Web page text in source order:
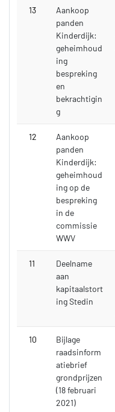
13
Aankoop
panden
Kinderdijk:
geheimhoud
ing
bespreking
en
bekrachtigin
g
12
Aankoop
panden
Kinderdijk:
geheimhoud
ing op de
bespreking
in de
commissie
WWV
11
Deelname
aan
kapitaalstort
ing Stedin
10
Bijlage
raadsinform
atiebrief
grondprijzen
(18 februari
2021)